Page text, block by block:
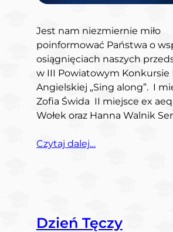
Jest nam niezmiernie miło
poinformować Państwa o
osiągnięciach naszych
w III Powiatowym Konkursie
Angielskiej „Sing along”. I
Zofia Świda II miejsce ex
Wołek oraz Hanna Walnik
Czytaj dalej…
Dzień Tęczy